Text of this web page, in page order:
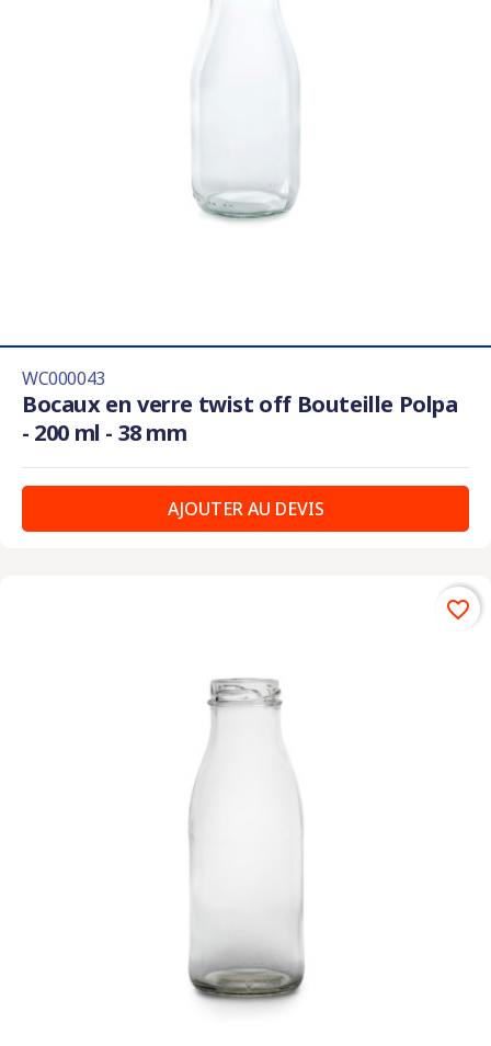
WC000043
Bocaux en verre twist off Bouteille Polpa
- 200 ml - 38 mm
AJOUTER AU DEVIS
favorite_border